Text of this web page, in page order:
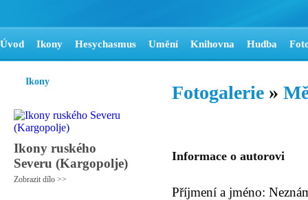
Úvod Ikony Hesychasmus Umění Knihovna Hudba
Ikony
Ikony ruského
Severu (Kargopolje)
Zobrazit dílo >>
Fotogalerie »
Informace o autorovi
Příjmení a jméno: